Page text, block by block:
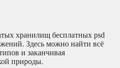
хранилищ бесплатных psd
Здесь можно найти всё
и заканчивая
природы.